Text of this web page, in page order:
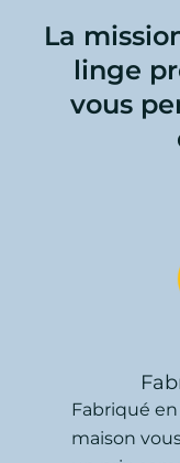
La
linge
vous
Fabriqué
maison